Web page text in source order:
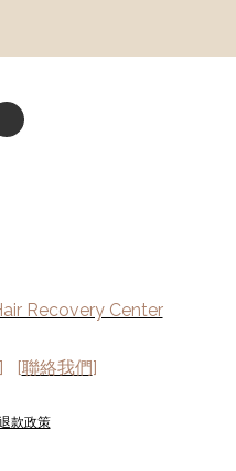
Recovery Center
] [聯絡我們]
款政策